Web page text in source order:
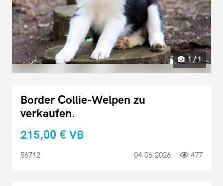
1 / 1
Border Collie-Welpen zu
verkaufen.
215,00 € VB
56712 04.06.2026 477